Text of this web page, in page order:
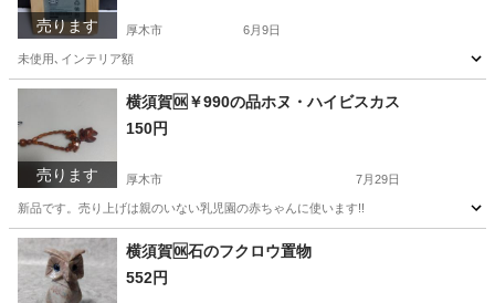
売ります 厚木市 6月9日
未使用､インテリア額
神奈川 厚木市 その他 インテリア
売ります
横須賀🆗￥990の品ホヌ・ハイビスカス
150円
厚木市 7月29日
新品です。売り上げは親のいない乳児園の赤ちゃんに使います!!
神奈川 厚木市 アクセサリー 神奈川
アクセサリー ハイビスカス
横須賀🆗石のフクロウ置物
552円